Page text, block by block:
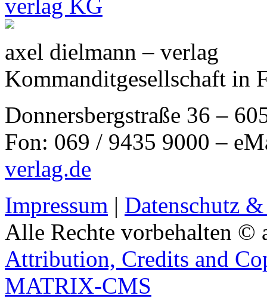
axel dielmann – verlag
Kommanditgesellschaft in
Donnersbergstraße 36 –
Fon: 069 / 9435 9000 –
verlag.de
Impressum | Datenschutz
Alle Rechte vorbehalten ©
Attribution, Credits and
MATRIX-CMS